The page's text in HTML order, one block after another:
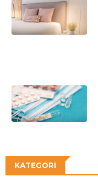
KATEGORI